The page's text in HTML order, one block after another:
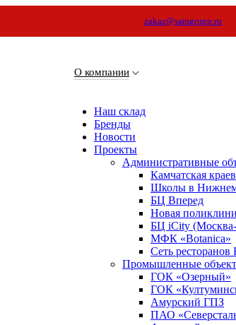
zakaz@samgrupp.ru
О компании
Наш склад
Бренды
Новости
Проекты
Административные
Камчатская
Школы в
БЦ Вперед
Новая
БЦ iCity
МФК «Botanica»
Сеть
Промышленные
ГОК «Озерный»
ГОК
Амурский ГПЗ
ПАО